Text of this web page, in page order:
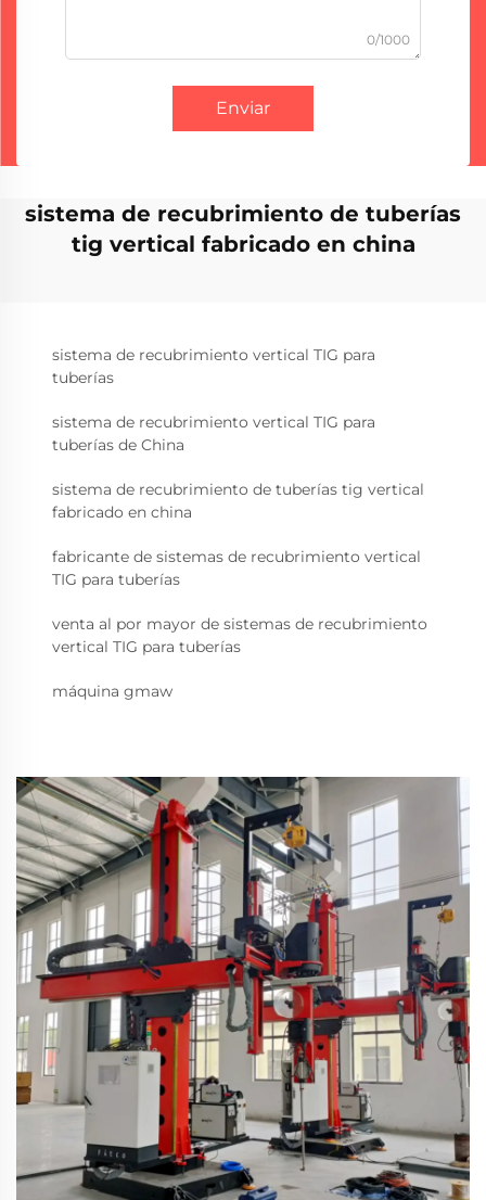
0/1000
Enviar
sistema de recubrimiento de tuberías
tig vertical fabricado en china
sistema de recubrimiento vertical TIG para
tuberías
sistema de recubrimiento vertical TIG para
tuberías de China
sistema de recubrimiento de tuberías tig vertical
fabricado en china
fabricante de sistemas de recubrimiento vertical
TIG para tuberías
venta al por mayor de sistemas de recubrimiento
vertical TIG para tuberías
máquina gmaw